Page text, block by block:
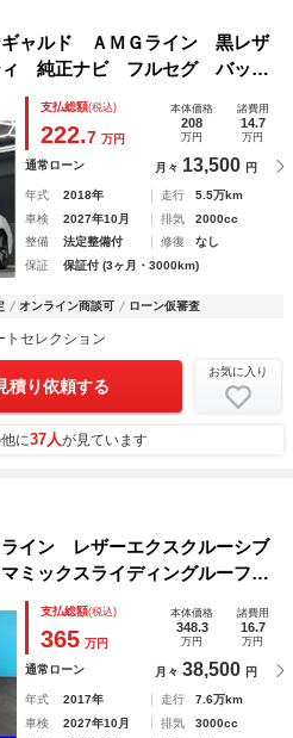
ャルド ＡＭＧライン 黒レザ
ィ 純正ナビ フルセグ バック
ラックアッシュウッドインテ
．０ シートヒーター ドラレ
支払総額(税込)
222.7 万円
本体価格
208
万円
諸費用
14.7
万円
通常ローン 月々 13,500 円
年式 2018年 走行
5.5万km
車検
2027年10月 排気
2000cc
整備
法定整備付 修復
なし
保証
保証付 (3ヶ月・3000km)
オンライン商談可 ローン仮審査
トセレクション
積り依頼する
お気に入り
に37人が見ています
イン レザーエクスクルーシブ
ミックスライディングルーフ／
革シート／パワーシート／シー
全周囲カメラ／後席モニター／
支払総額(税込)
365 万円
本体価格
348.3
万円
諸費用
16.7
万円
通常ローン 月々 38,500 円
年式 2017年 走行
7.6万km
車検
2027年10月 排気
3000cc